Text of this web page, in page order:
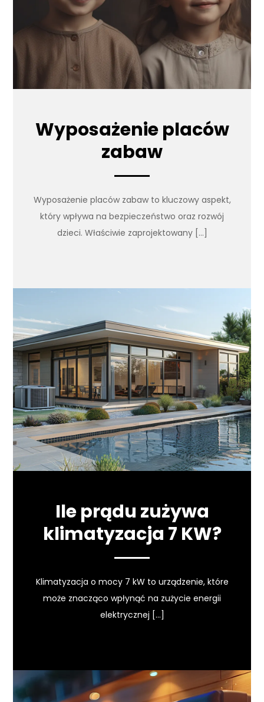
Wyposażenie placów
zabaw
Wyposażenie placów zabaw to kluczowy aspekt,
który wpływa na bezpieczeństwo oraz rozwój
dzieci. Właściwie zaprojektowany […]
Ile prądu zużywa
klimatyzacja 7 KW?
Klimatyzacja o mocy 7 kW to urządzenie, które
może znacząco wpłynąć na zużycie energii
elektrycznej […]